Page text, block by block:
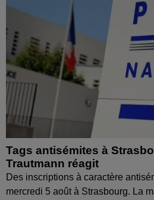
Tags antisémites à
Trautmann réagit
Des inscriptions à caractère
mercredi 5 août à Strasbourg. La